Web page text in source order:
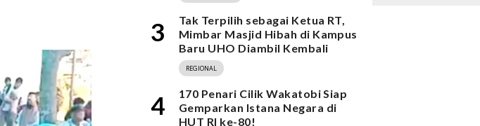
3
Tak Terpilih sebagai Ketua RT,
Mimbar Masjid Hibah di Kampus
Baru UHO Diambil Kembali
REGIONAL
4
170 Penari Cilik Wakatobi Siap
Gemparkan Istana Negara di
HUT RI ke-80!